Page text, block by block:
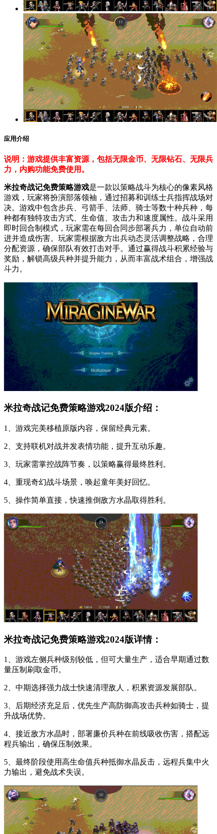
应用介绍
说明：游戏提供丰富资源，包括无限金币、无限钻石、无限兵
力，内购功能免费使用。
米拉奇战记免费策略游戏是一款以策略战斗为核心的像素风格
游戏，玩家将扮演部落领袖，通过招募和训练士兵指挥战场对
决。游戏中包含步兵、弓箭手、法师、骑士等数十种兵种，每
种都有独特攻击方式、生命值、攻击力和速度属性。战斗采用
即时回合制模式，玩家需在每回合同步部署兵力，单位自动前
进并造成伤害。玩家需根据敌方出兵动态灵活调整战略，合理
分配资源，确保部队有效打击对手。通过赢得战斗积累经验与
奖励，解锁高级兵种并提升能力，从而丰富战术组合，增强战
斗力。
米拉奇战记免费策略游戏2024版介绍：
1、游戏完美移植原版内容，保留经典元素。
2、支持联机对战并发表情功能，提升互动乐趣。
3、玩家需掌控战阵节奏，以策略赢得最终胜利。
4、重现奇幻战斗场景，唤起童年美好回忆。
5、操作简单直接，快速推倒敌方水晶取得胜利。
米拉奇战记免费策略游戏2024版详情：
1、游戏左侧兵种级别较低，但可大量生产，适合早期通过数
量压制刷取金币。
2、中期选择强力战士快速清理敌人，积累资源发展部队。
3、后期经济充足后，优先生产高防御高攻击兵种如骑士，提
升战场优势。
4、接近敌方水晶时，部署廉价兵种在前线吸收伤害，搭配远
程兵输出，确保压制效果。
5、最终阶段使用高生命值兵种抵御水晶反击，远程兵集中火
力输出，避免战术失误。